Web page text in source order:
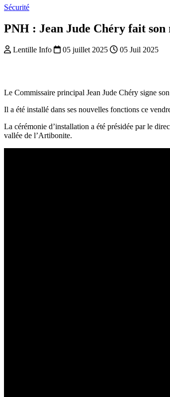
Sécurité
PNH : Jean Jude Chéry fait
Lentille Info 05 juillet 2025 05 Juil 2025
Le Commissaire principal Jean Jude Chéry signe
Il a été installé dans ses nouvelles fonctions ce
La cérémonie d’installation a été présidée par le
vallée de l’Artibonite.